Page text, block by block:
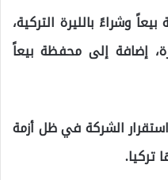
وشراءً بالليرة التركية،
إضافة إلى محفظة بيعاً
الشركة في ظل أزمة
تركيا.